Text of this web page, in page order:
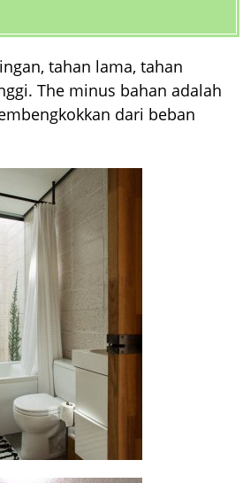
tahan lama, tahan
The minus bahan adalah
dari beban